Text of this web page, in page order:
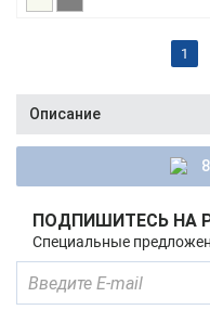
1
Описание
ПОДПИШИТЕСЬ НА
Специальные